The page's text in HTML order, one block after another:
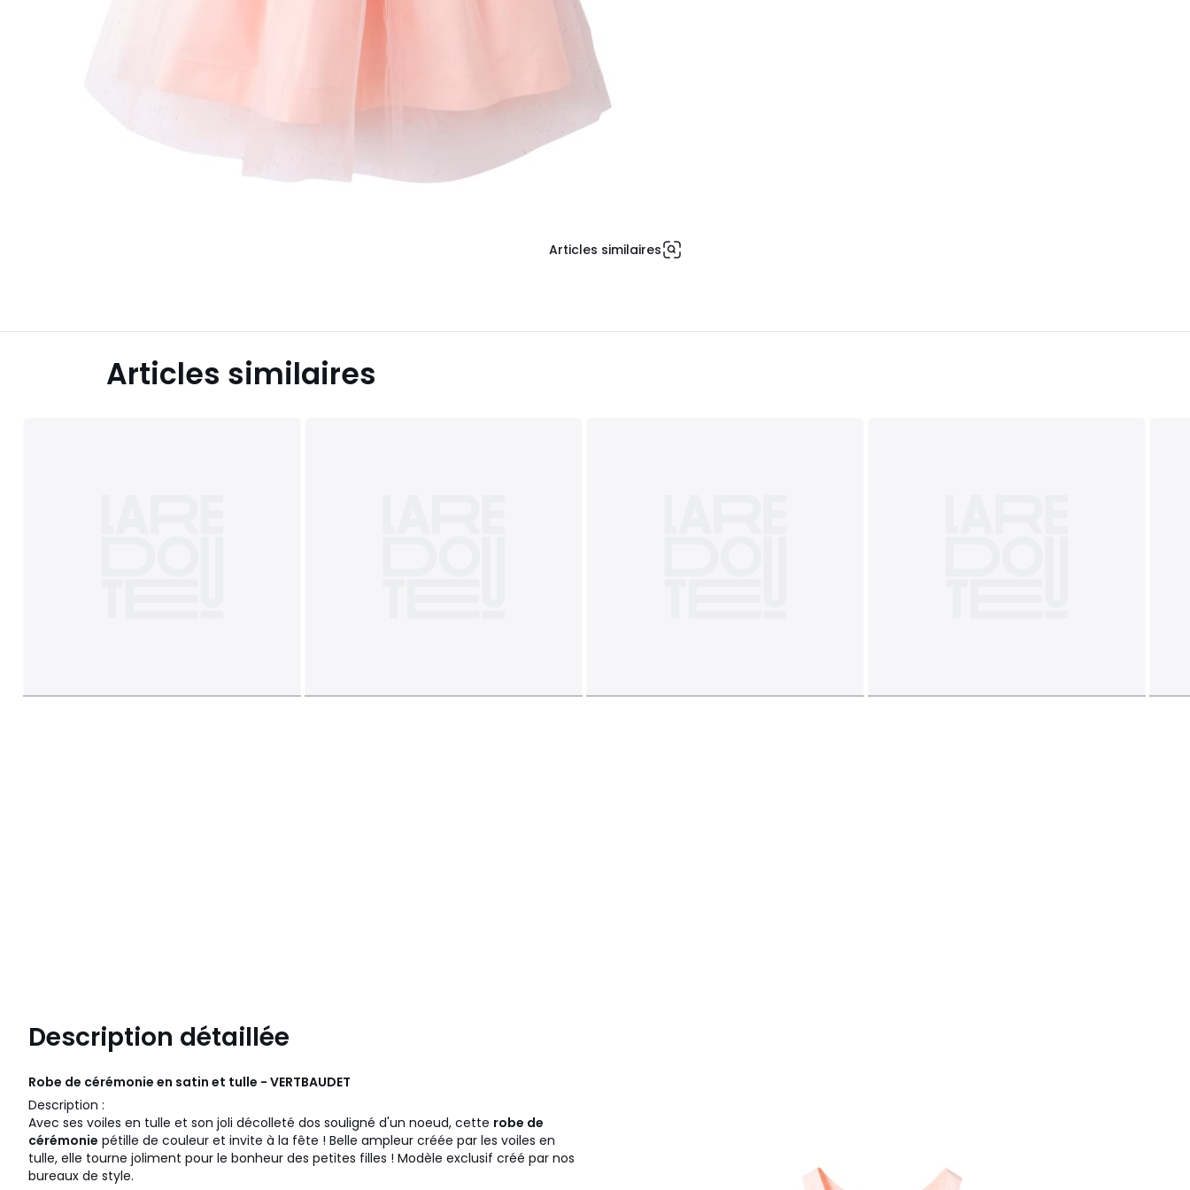
Articles similaires
Articles similaires
Description détaillée
Robe de cérémonie en satin et tulle - VERTBAUDET
Description :
Avec ses voiles en tulle et son joli décolleté dos souligné d'un noeud, cette robe de
cérémonie pétille de couleur et invite à la fête ! Belle ampleur créée par les voiles en
tulle, elle tourne joliment pour le bonheur des petites filles ! Modèle exclusif créé par nos
bureaux de style.